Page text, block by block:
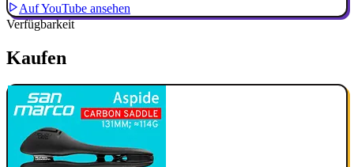
Auf YouTube ansehen
Verfügbarkeit
Kaufen